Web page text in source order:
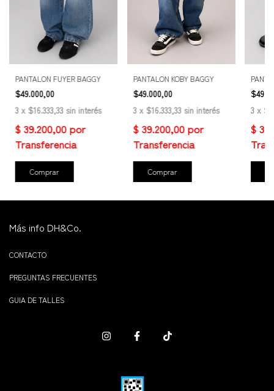
PANTALON FUYER BAGGY
$49.000,00
3 x $16.333,33 sin interés
Comprar
PANTALON KOBY BAGGY
$49.000,00
3 x $16.333,33 sin interés
Comprar
3 x
Más info DH&Co.
CONTACTO
PREGUNTAS FRECUENTES
GUIA DE TALLES